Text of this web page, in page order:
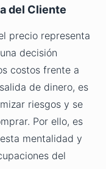
del Cliente
precio representa
decisión
costos frente a
de dinero, es
riesgos y se
Por ello, es
mentalidad y
del